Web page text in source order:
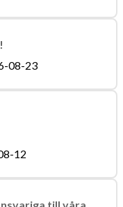
08-23
12
till våra